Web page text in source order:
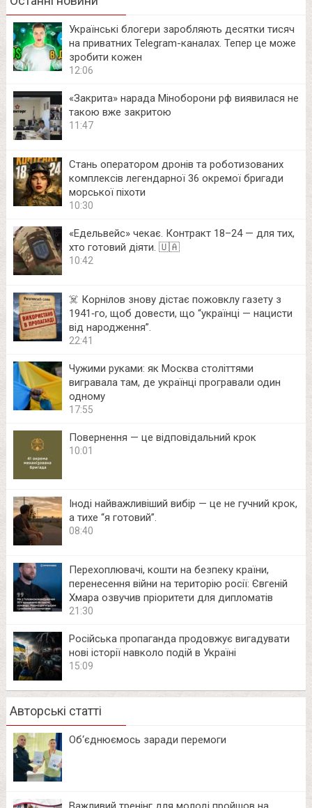
Українські блогери заробляють десятки тисяч
на приватних Telegram-каналах. Тепер це може
зробити кожен
12:06
«Закрита» нарада Міноборони рф виявилася не
такою вже закритою
11:47
Стань оператором дронів та роботизованих
комплексів легендарної 36 окремої бригади
морської піхоти
10:30
«Едельвейс» чекає. Контракт 18–24 — для тих,
хто готовий діяти. 🇺🇦
10:42
☠️ Корнілов знову дістає пожовклу газету з
1941‑го, щоб довести, що “українці — нацисти
від народження”.
22:41
Чужими руками: як Москва століттями
вигравала там, де українці програвали один
одному
17:55
Повернення — це відповідальний крок
10:01
Іноді найважливіший вибір — це не гучний крок,
а тихе “я готовий”.
08:40
Перехоплювачі, кошти на безпеку країни,
перенесення війни на територію росії: Євгеній
Хмара озвучив пріоритети для дипломатів
21:30
Російська пропаганда продовжує вигадувати
нові історії навколо подій в Україні
15:09
Авторські статті
Об‘єднюємось заради перемоги